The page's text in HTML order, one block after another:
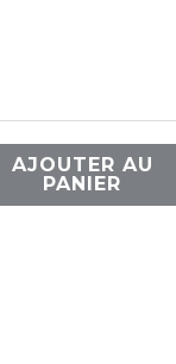
AJOUTER AU
PANIER